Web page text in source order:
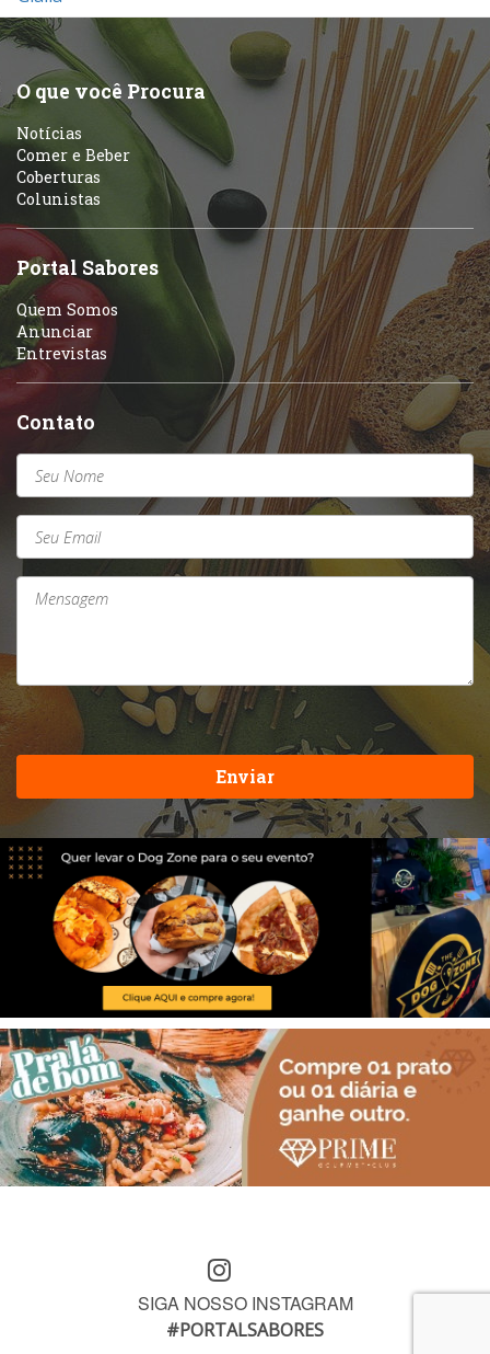
O que você Procura
Notícias
Comer e Beber
Coberturas
Colunistas
Portal Sabores
Quem Somos
Anunciar
Entrevistas
Contato
Enviar
SIGA NOSSO INSTAGRAM
#PORTALSABORES